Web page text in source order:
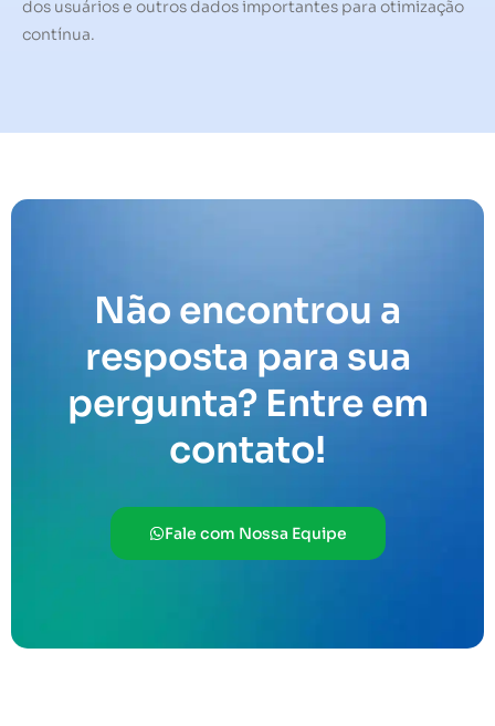
dos usuários e outros dados importantes para otimização
contínua.
Não encontrou a
resposta para sua
pergunta? Entre em
contato!
Fale com Nossa Equipe